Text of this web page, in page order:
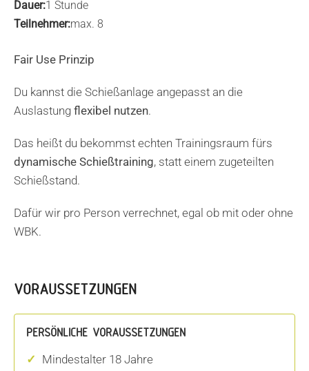
Dauer:1 Stunde
Teilnehmer:max. 8
Fair Use Prinzip
Du kannst die Schießanlage angepasst an die
Auslastungflexibel nutzen.
Das heißt du bekommst echten Trainingsraum fürs
dynamische Schießtraining, statt einem zugeteilten
Schießstand.
Dafür wir pro Person verrechnet, egal ob mit oder ohne
WBK.
VORAUSSETZUNGEN
PERSÖNLICHE VORAUSSETZUNGEN
Mindestalter 18 Jahre